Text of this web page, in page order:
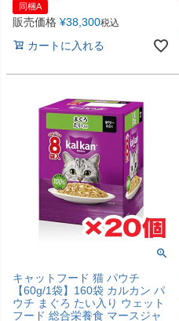
同梱A
販売価格 ¥38,300税込
カートに入れる
キャットフード 猫 パウチ
【60g/1袋】160袋 カルカン パ
ウチ まぐろ たい入り ウェット
フード 総合栄養食 マースジャ